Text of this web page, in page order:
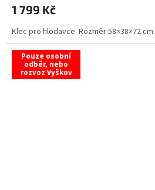
1 799 Kč
Klec pro hlodavce. Rozměr 58×38×72 cm.
Pouze osobní
odběr, nebo
rozvoz Vyškov